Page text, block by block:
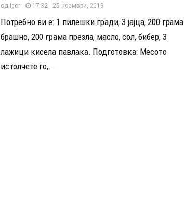
од Igor 17:32 - 25 ноември, 2019
Потребно ви е: 1 пилешки гради, 3 јајца, 200 грама
брашно, 200 грама презла, масло, сол, бибер, 3
лажици кисела павлака. Подготовка: Месото
истолчете го,...